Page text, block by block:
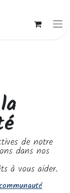
de notre
dans nos
à vous aider.